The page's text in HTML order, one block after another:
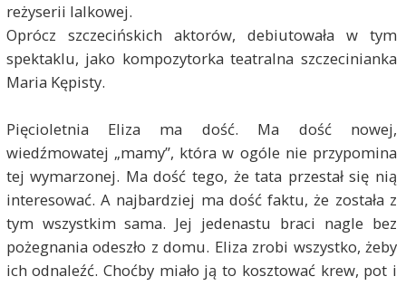
reżyserii lalkowej.
Oprócz szczecińskich aktorów, debiutowała w tym
spektaklu, jako kompozytorka teatralna szczecinianka
Maria Kępisty.
Pięcioletnia Eliza ma dość. Ma dość nowej,
wiedźmowatej „mamy”, która w ogóle nie przypomina
tej wymarzonej. Ma dość tego, że tata przestał się nią
interesować. A najbardziej ma dość faktu, że została z
tym wszystkim sama. Jej jedenastu braci nagle bez
pożegnania odeszło z domu. Eliza zrobi wszystko, żeby
ich odnaleźć. Choćby miało ją to kosztować krew, pot i